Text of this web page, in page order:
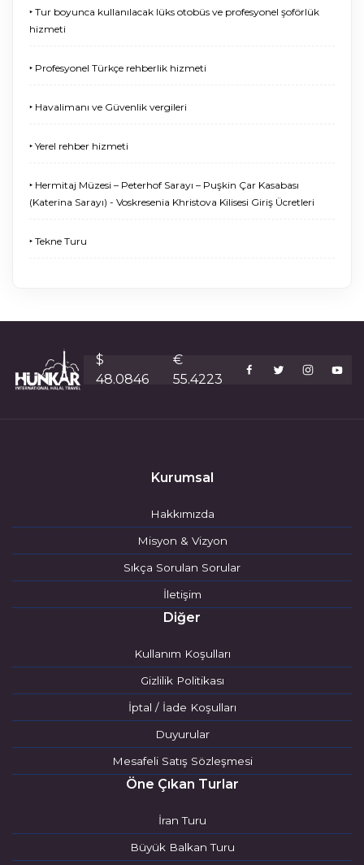
‣ Tur boyunca kullanılacak lüks otobüs ve profesyonel şoförlük
hizmeti
‣ Profesyonel Türkçe rehberlik hizmeti
‣ Havalimanı ve Güvenlik vergileri
‣ Yerel rehber hizmeti
‣ Hermitaj Müzesi – Peterhof Sarayı – Puşkin Çar Kasabası
(Katerina Sarayı) - Voskresenia Khristova Kilisesi Giriş Ücretleri
‣ Tekne Turu
$
48.0846
€
55.4223
Kurumsal
Hakkımızda
Misyon & Vizyon
Sıkça Sorulan Sorular
İletişim
Diğer
Kullanım Koşulları
Gizlilik Politikası
İptal / İade Koşulları
Duyurular
Mesafeli Satış Sözleşmesi
Öne Çıkan Turlar
İran Turu
Büyük Balkan Turu